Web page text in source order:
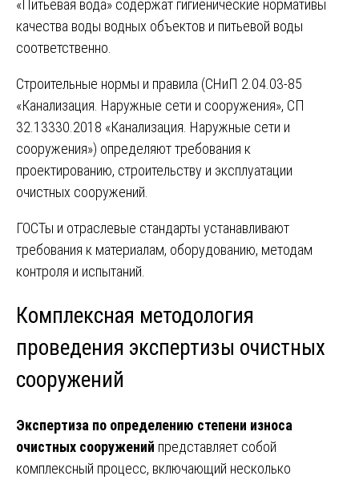
«Питьевая вода» содержат гигиенические нормативы
качества воды водных объектов и питьевой воды
соответственно.
Строительные нормы и правила (СНиП 2.04.03-85
«Канализация. Наружные сети и сооружения», СП
32.13330.2018 «Канализация. Наружные сети и
сооружения») определяют требования к
проектированию, строительству и эксплуатации
очистных сооружений.
ГОСТы и отраслевые стандарты устанавливают
требования к материалам, оборудованию, методам
контроля и испытаний.
Комплексная методология
проведения экспертизы очистных
сооружений
Экспертиза по определению степени износа
очистных сооружений представляет собой
комплексный процесс, включающий несколько